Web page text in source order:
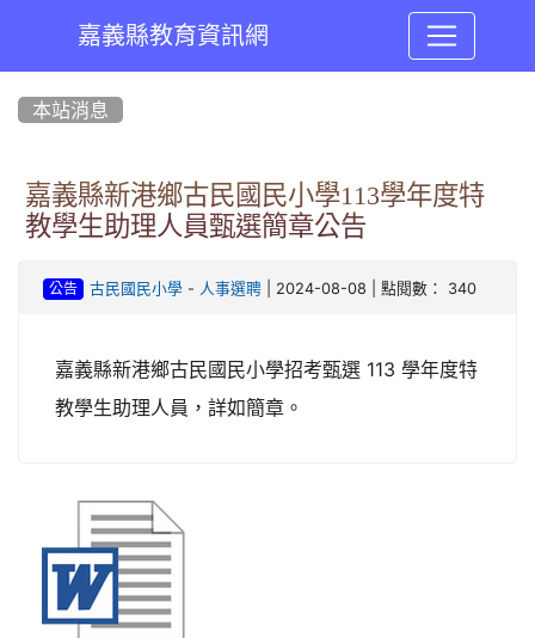
嘉義縣教育資訊網
本站消息
嘉義縣新港鄉古民國民小學113學年度特
教學生助理人員甄選簡章公告
公告 古民國民小學- 人事選聘| 2024-08-08 | 點閱數： 340
嘉義縣新港鄉古民國民小學招考甄選 113 學年度特
教學生助理人員，詳如簡章。